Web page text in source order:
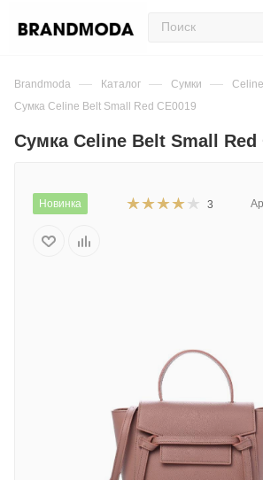
Brandmoda — Каталог — Сумки — Celine
Сумка Celine Belt Small Red CE0019
Сумка Celine Belt Small Red
Новинка 3